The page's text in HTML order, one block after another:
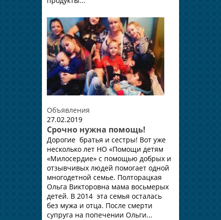
Объявления
27.02.2019
Срочно нужна помощь!
Дорогие братья и сестры! Вот уже
несколько лет НО «Помощи детям
«Милосердие» с помощью добрых и
отзывчивых людей помогает одной
многодетной семье. Полторацкая
Ольга Викторовна мама восьмерых
детей. В 2014 эта семья осталась
без мужа и отца. После смерти
супруга на попечении Ольги...